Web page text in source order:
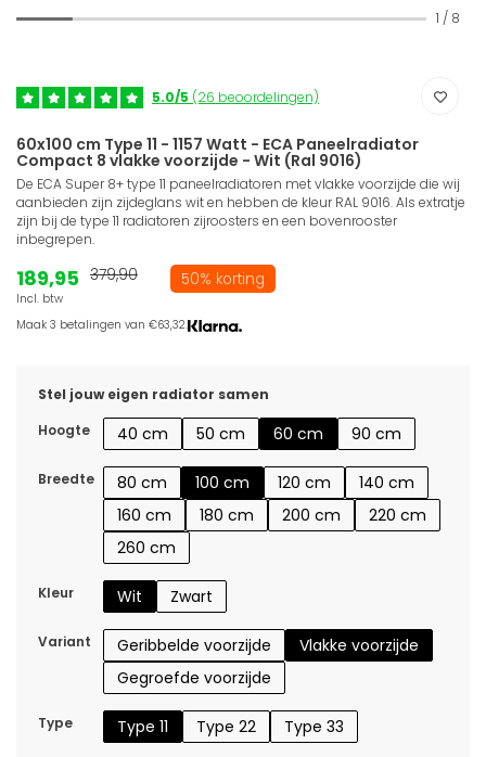
1 / 8
5.0/5 (26 beoordelingen)
60x100 cm Type 11 - 1157 Watt - ECA Paneelradiator
Compact 8 vlakke voorzijde - Wit (Ral 9016)
De ECA Super 8+ type 11 paneelradiatoren met vlakke voorzijde die wij
aanbieden zijn zijdeglans wit en hebben de kleur RAL 9016. Als extratje
zijn bij de type 11 radiatoren zijroosters en een bovenrooster
inbegrepen.
189,95
Incl. btw
379,90 50% korting
Maak 3 betalingen van €63,32.
Stel jouw eigen radiator samen
Hoogte
40 cm 50 cm 60 cm 90 cm
Breedte 80 cm 100 cm 120 cm
140 cm
160 cm
180 cm 200 cm
220 cm
260 cm
Kleur Wit Zwart
Variant Geribbelde voorzijde
Vlakke voorzijde
Gegroefde voorzijde
Type Type 11 Type 22 Type 33